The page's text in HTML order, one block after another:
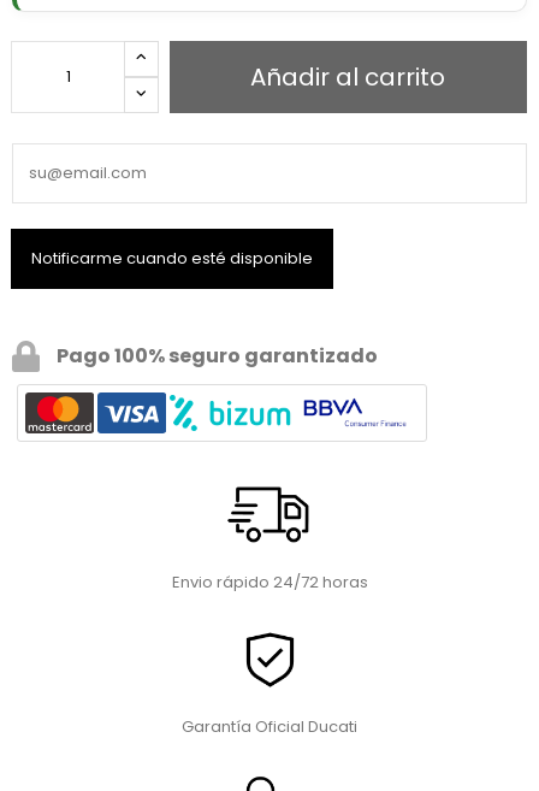
Añadir al carrito
Pago 100% seguro garantizado
Envio rápido 24/72 horas
Garantía Oficial Ducati